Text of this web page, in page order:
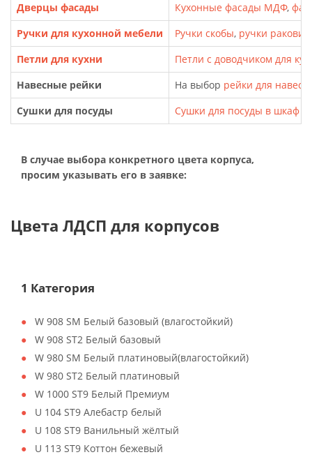
Дверцы фасады Кухонные фасады МДФ,
Ручки для кухонной мебели
Ручки скобы, ручки
Петли для кухни
Петли с доводчиком для
Навесные рейки
На выбор рейки для
Сушки для посуды
Сушки для посуды в шкаф
В случае выбора конкретного цвета корпуса,
просим указывать его в заявке:
Цвета ЛДСП для корпусов
1 Категория
W 908 SM Белый базовый (влагостойкий)
W 908 ST2 Белый базовый
W 980 SM Белый платиновый(влагостойкий)
W 980 ST2 Белый платиновый
W 1000 ST9 Белый Премиум
U 104 ST9 Алебастр белый
U 108 ST9 Ванильный жёлтый
U 113 ST9 Коттон бежевый